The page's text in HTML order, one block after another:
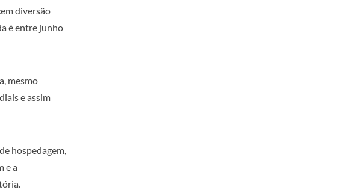
diversão
é entre junho
mesmo
e assim
hospedagem,
e a